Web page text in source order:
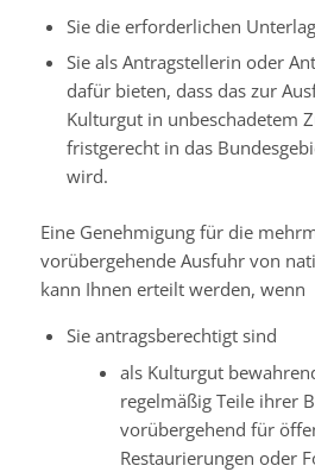
Sie die erforderlichen
Sie als Antragstellerin oder
dafür bieten, dass das zur
Kulturgut in unbeschadetem
fristgerecht in das
wird.
Eine Genehmigung für die
vorübergehende Ausfuhr von
kann Ihnen erteilt werden, wenn
Sie antragsberechtigt sind
als Kulturgut
regelmäßig Teile ihrer
vorübergehend für
Restaurierungen oder